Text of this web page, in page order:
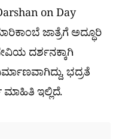
on Day
ಜಾತ್ರೆಗೆ ಅದ್ಧೂರಿ
ದರ್ಶನಕ್ಕಾಗಿ
ಭದ್ರತೆ
ಇಲ್ಲಿದೆ.